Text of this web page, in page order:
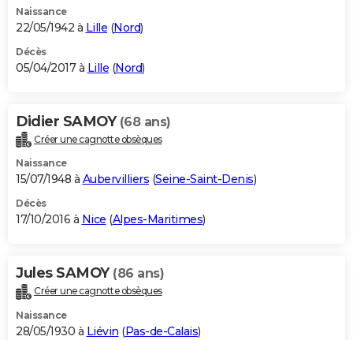
Naissance
22/05/1942 à Lille (Nord)
Décès
05/04/2017 à Lille (Nord)
Didier SAMOY (68 ans)
Créer une cagnotte obsèques
Naissance
15/07/1948 à Aubervilliers (Seine-Saint-Denis)
Décès
17/10/2016 à Nice (Alpes-Maritimes)
Jules SAMOY (86 ans)
Créer une cagnotte obsèques
Naissance
28/05/1930 à Liévin (Pas-de-Calais)